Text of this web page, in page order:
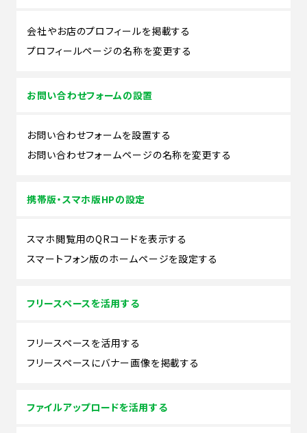
会社やお店のプロフィールを掲載する
プロフィールページの名称を変更する
お問い合わせフォームの設置
お問い合わせフォームを設置する
お問い合わせフォームページの名称を変更する
携帯版・スマホ版HPの設定
スマホ閲覧用のQRコードを表示する
スマートフォン版のホームページを設定する
フリースペースを活用する
フリースペースを活用する
フリースペースにバナー画像を掲載する
ファイルアップロードを活用する